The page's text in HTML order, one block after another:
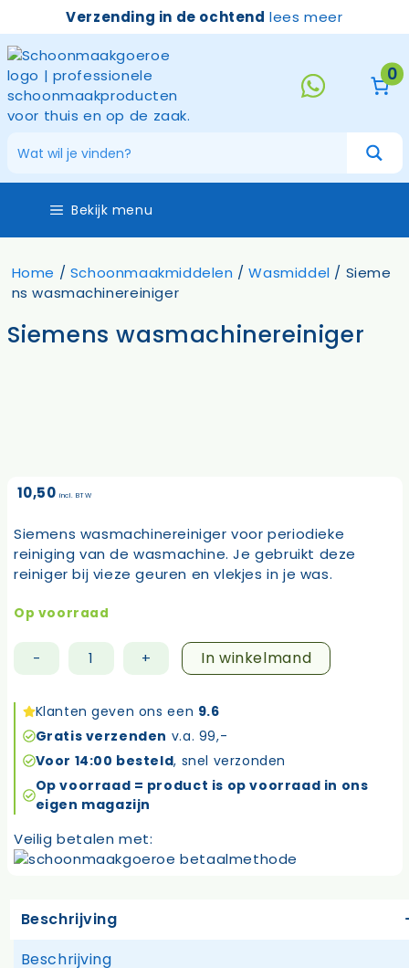
de
inhoud
Verzending in de ochtend lees meer
0
Bekijk menu
Home / Schoonmaakmiddelen /Wasmiddel / Sieme
ns wasmachinereiniger
Siemens wasmachinereiniger
10,50 incl. BTW
Siemens wasmachinereiniger voor periodieke
reiniging van de wasmachine. Je gebruikt deze
reiniger bij vieze geuren en vlekjes in je was.
Op voorraad
-
Siemens
aantal
+ In winkelmand
Klanten geven ons een 9.6
Gratis verzenden v.a. 99,-
Voor 14:00 besteld, snel verzonden
Op voorraad = product is op voorraad in ons
eigen magazijn
Veilig betalen met:
Beschrijving
Beschrijving